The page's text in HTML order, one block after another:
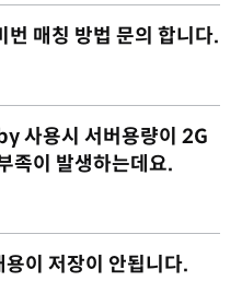
번 매칭 방법 문의 합니다.
사용시 서버용량이 2G
족이 발생하는데요.
이 저장이 안됩니다.